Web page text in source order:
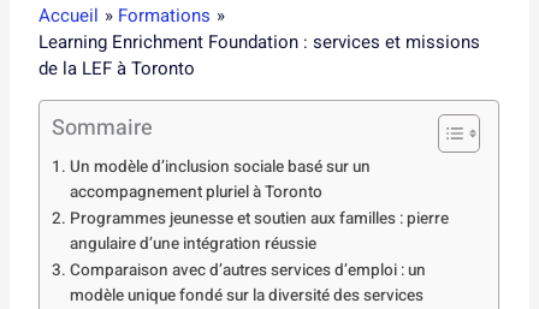
Accueil
Formations
Learning Enrichment Foundation : services et missions
de la LEF à Toronto
Sommaire
Un modèle d’inclusion sociale basé sur un
accompagnement pluriel à Toronto
Programmes jeunesse et soutien aux familles : pierre
angulaire d’une intégration réussie
Comparaison avec d’autres services d’emploi : un
modèle unique fondé sur la diversité des services